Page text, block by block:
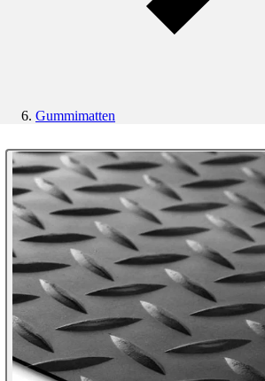
Gummimatten